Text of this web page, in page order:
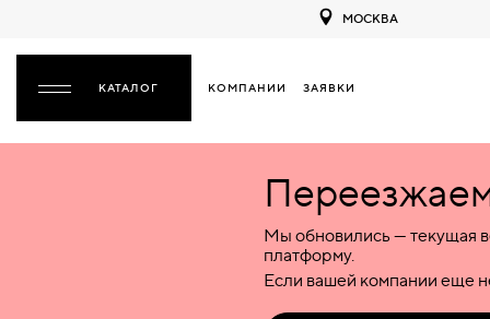
МОСКВА
КОМПАНИИ ЗАЯВКИ
НАЗАД
Межкомнатные
Деревянные
Входные
Металлические
Специализированные
Металлические
Мы обновились — текущая
платформу.
Если вашей компании еще